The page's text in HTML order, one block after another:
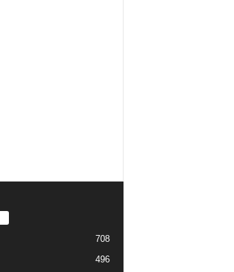
708
496